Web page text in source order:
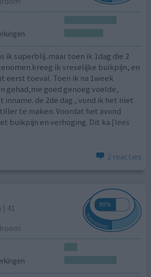
ik superblij..maar toen ik 1dag die 2
ik vreselijke buikpijn, en
eerst toeval. Toen ik na 1week
gehad,me goed genoeg voelde,
inname. de 2de dag , vond ik het niet
te maken. Voordat het avond
buikpijn en verhoging. Dit ka [lees
2 reacties
| 41